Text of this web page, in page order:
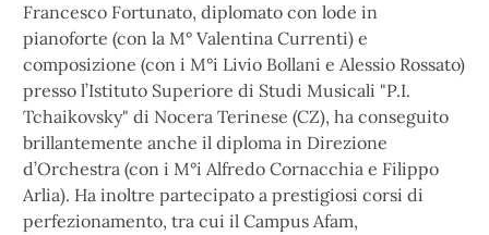
Francesco Fortunato, diplomato con lode in
pianoforte (con la M° Valentina Currenti) e
composizione (con i M°i Livio Bollani e Alessio Rossato)
presso l’Istituto Superiore di Studi Musicali "P.I.
Tchaikovsky" di Nocera Terinese (CZ), ha conseguito
brillantemente anche il diploma in Direzione
d’Orchestra (con i M°i Alfredo Cornacchia e Filippo
Arlia). Ha inoltre partecipato a prestigiosi corsi di
perfezionamento, tra cui il Campus Afam,